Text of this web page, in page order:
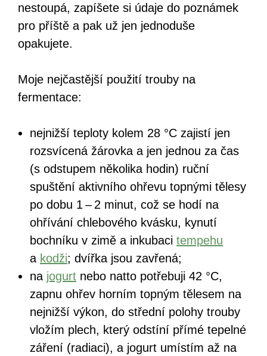
nestoupá, zapíšete si údaje do poznámek
pro příště a pak už jen jednoduše
opakujete.
Moje nejčastější použití trouby na
fermentace:
nejnižší teploty kolem 28 °C zajistí jen
rozsvícená žárovka a jen jednou za čas
(s odstupem několika hodin) ruční
spuštění aktivního ohřevu topnými tělesy
po dobu 1 – 2 minut, což se hodí na
ohřívání chlebového kvásku, kynutí
bochníku v zimě a inkubaci tempehu
a kodži; dvířka jsou zavřená;
na jogurt nebo natto potřebuji 42 °C,
zapnu ohřev horním topným tělesem na
nejnižší výkon, do střední polohy trouby
vložím plech, který odstíní přímé tepelné
záření (radiaci), a jogurt umístím až na